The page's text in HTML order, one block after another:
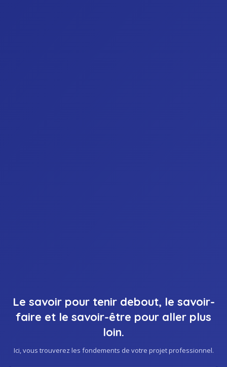
Le savoir pour tenir debout, le savoir-
faire et le savoir-être pour aller plus
loin.
Ici, vous trouverez les fondements de votre projet professionnel.